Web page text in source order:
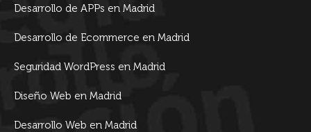
Desarrollo de APPs en Madrid
Desarrollo de Ecommerce en Madrid
Seguridad WordPress en Madrid
Diseño Web en Madrid
Desarrollo Web en Madrid